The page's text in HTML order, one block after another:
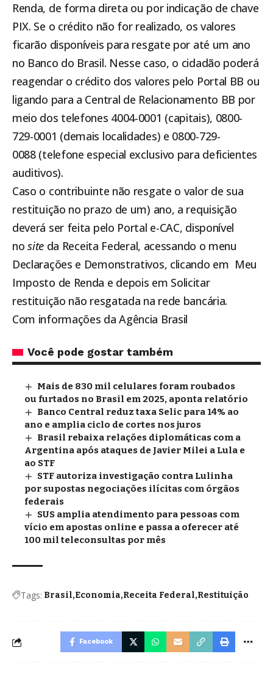
Renda, de forma direta ou por indicação de chave
PIX. Se o crédito não for realizado, os valores
ficarão disponíveis para resgate por até um ano
no Banco do Brasil. Nesse caso, o cidadão poderá
reagendar o crédito dos valores pelo Portal BB ou
ligando para a Central de Relacionamento BB por
meio dos telefones 4004-0001 (capitais), 0800-
729-0001 (demais localidades) e 0800-729-
0088 (telefone especial exclusivo para deficientes
auditivos).
Caso o contribuinte não resgate o valor de sua
restituição no prazo de um) ano, a requisição
deverá ser feita pelo Portal e-CAC, disponível
nositeda Receita Federal, acessando o menu
Declarações e Demonstrativos, clicando em Meu
Imposto de Renda e depois em Solicitar
restituição não resgatada na rede bancária.
Com informações da Agência Brasil
Você pode gostar também
Mais de 830 mil celulares foram roubados
ou furtados no Brasil em 2025, aponta relatório
Banco Central reduz taxa Selic para 14% ao
ano e amplia ciclo de cortes nos juros
Brasil rebaixa relações diplomáticas com a
Argentina após ataques de Javier Milei a Lula e
ao STF
STF autoriza investigação contra Lulinha
por supostas negociações ilícitas com órgãos
federais
SUS amplia atendimento para pessoas com
vício em apostas online e passa a oferecer até
100 mil teleconsultas por mês
Tags: Brasil Economia Receita Federal Restituição
Facebook